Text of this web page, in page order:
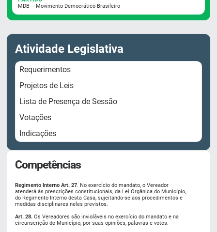
Competências
Regimento Interno Art. 27. No exercício do mandato, o Vereador
atenderá às prescrições constitucionais, da Lei Orgânica do Município,
do Regimento Interno desta Casa, sujeitando-se aos procedimentos e
medidas disciplinares neles previstos.
Art. 28. Os Vereadores são invioláveis no exercício do mandato e na
circunscrição do Município, por suas opiniões, palavras e votos.
MDB – Movimento Democrático Brasileiro
Atividade Legislativa
Requerimentos
Projetos de Leis
Lista de Presença de Sessão
Votações
Indicações